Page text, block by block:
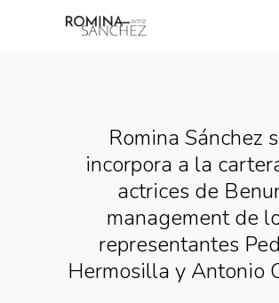
Romina Sánchez
incorpora a la
actrices de
management de
representantes
Hermosilla y Antonio